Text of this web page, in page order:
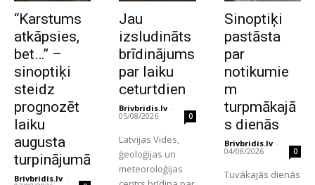
“Karstums
atkāpsies,
bet…” –
sinoptiķi
steidz
prognozēt
laiku
augusta
turpinājumā
Brivbridis.lv -
Jau
izsludināts
brīdinājums
par laiku
ceturtdien
Brivbridis.lv -
05/08/2026 0
Latvijas Vides,
ģeoloģijas un
meteoroloģijas
Sinoptiķi
pastāsta
par
notikumie
m
turpmākajā
s dienās
Brivbridis.lv -
04/08/2026 0
Tuvākajās dienās